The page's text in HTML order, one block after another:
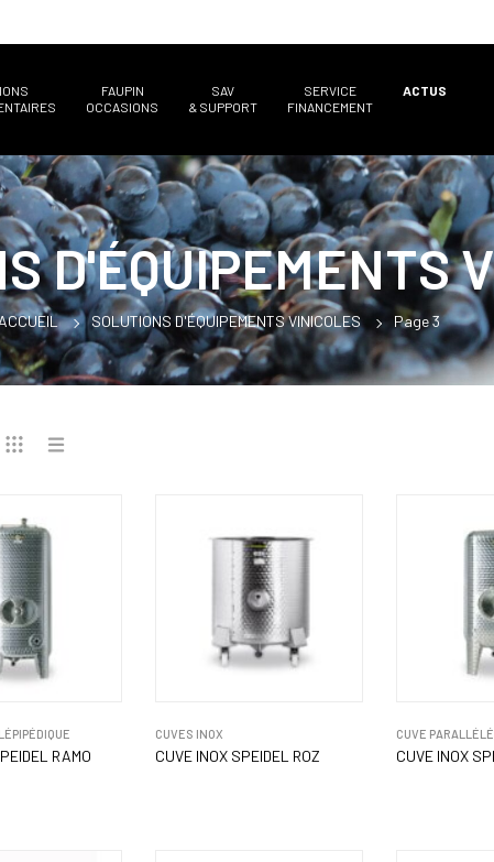
FAUPIN
OCCASIONS
SAV
& SUPPORT
SERVICE
FINANCEMENT
ACTUS
D'ÉQUIPEMENTS
SOLUTIONS D'ÉQUIPEMENTS VINICOLES Page 3
RAMO
CUVES INOX
CUVE INOX SPEIDEL ROZ
CUVE
CUVE INOX